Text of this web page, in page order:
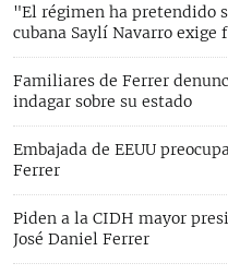
"El régimen ha pretendido
cubana Saylí Navarro exige
Familiares de Ferrer
indagar sobre su estado
Embajada de EEUU
Ferrer
Piden a la CIDH mayor
José Daniel Ferrer